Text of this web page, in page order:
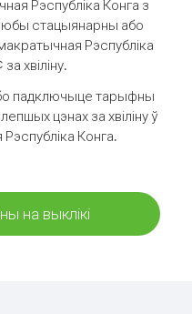
Рэспубліка Конга з
стацыянарны або
Рэспубліка
хвіліну.
падключыце тарыфны
цэнах за хвіліну ў
Конга.
на выклікі